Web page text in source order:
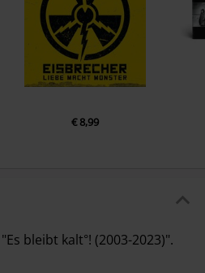
€ 8,99
bleibt kalt°! (2003-2023)".